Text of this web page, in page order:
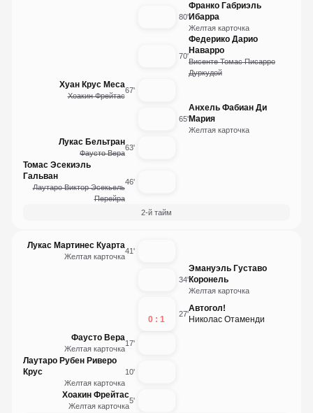
Хоакин Фрейтас
Желтая карточка
5'
Лаутаро Рубен Риверо
Крус
Желтая карточка
10'
Фаусто Вера
Желтая карточка
17'
0 : 1
Автогол!
Николас Отаменди
27'
Эмануэль Густаво
Коронель
Желтая карточка
34'
Лукас Мартинес Куарта
Желтая карточка
41'
Томас Эсекиэль
Гальван
Лаутаро Виктор Эсекьель
Перейра
46'
Лукас Бельтран
Фаусто Вера
63'
Анхель Фабиан Ди
Мария
Желтая карточка
65'
Хуан Крус Меса
Хоакин Фрейтас
67'
Федерико Дарио
Наварро
Висенте Томас Писарро
Дуркудой
70'
Франко Габриэль
Ибарра
Желтая карточка
80'
2-й тайм